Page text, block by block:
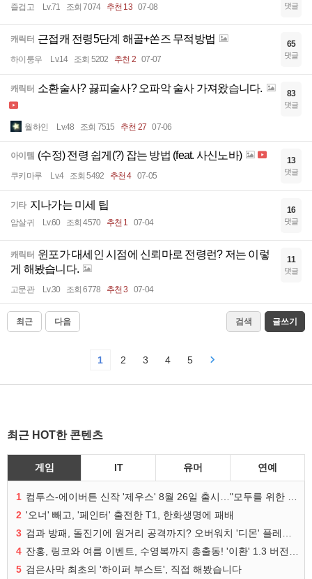
즐겁고 Lv.71 조회 7074 추천 13 07-08 댓글
캐릭터 근접캐 전령5단계 해골+쏜즈 무적방법
하이룽우 Lv.14 조회 5202 추천 2 07-07
65
댓글
캐릭터 소환술사? 끓피술사? 오파악 술사 가져왔습니다.
월하인 Lv.48 조회 7515 추천 27 07-06
83
댓글
아이템 (수정) 전령 쉽게(?) 잡는 방법 (feat. 사신노바)
쿠키마루 Lv.4 조회 5492 추천 4 07-05
13
댓글
기타 지나가는 미세 팁
암살귀 Lv.60 조회 4570 추천 1 07-04
16
댓글
캐릭터 윈포가 대세인 시점에 신뢰마로 전령런? 저는 이렇
게 해봤습니다.
고문관 Lv.30 조회 6778 추천 3 07-04
11
댓글
최근 다음 검색 글쓰기
1 2 3 4 5
최근 HOT한 콘텐츠
게임 IT 유머 연예
1
2 '오너' 빼고, '페인터' 출전한 T1, 한화생명에 패배
3
4
5 검은사막 최초의 '하이퍼 부스트', 직접 해봤습니다